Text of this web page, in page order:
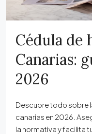
Cédula de
Canarias:
2026
Descubre todo sobre
canarias en 2026.
la normativa y facilita